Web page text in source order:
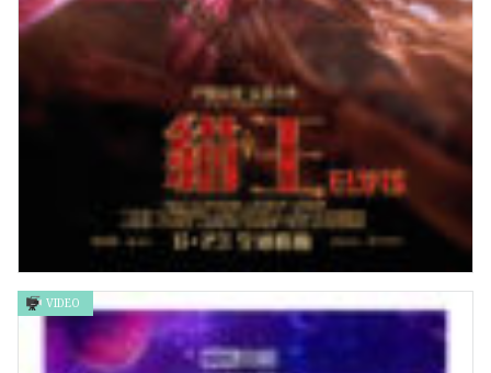
Warner Bros. Pictures:《貓王》
VIDEO